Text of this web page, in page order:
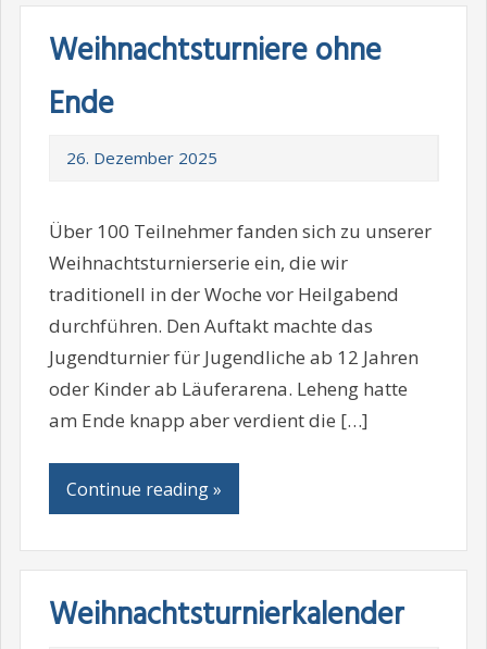
Weihnachtsturniere ohne
Ende
26. Dezember 2025
Über 100 Teilnehmer fanden sich zu unserer
Weihnachtsturnierserie ein, die wir
traditionell in der Woche vor Heilgabend
durchführen. Den Auftakt machte das
Jugendturnier für Jugendliche ab 12 Jahren
oder Kinder ab Läuferarena. Leheng hatte
am Ende knapp aber verdient die […]
Continue reading »
Weihnachtsturnierkalender